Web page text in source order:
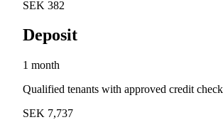
SEK 382
Deposit
1 month
Qualified tenants with approved credit check
SEK 7,737